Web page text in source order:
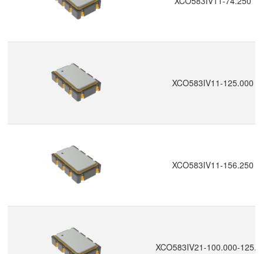
XCO583IV11-125.000
XCO583IV11-156.250
XCO583IV21-100.000-